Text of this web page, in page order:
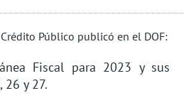
Público publicó en el DOF:
Fiscal para 2023 y sus
26 y 27.